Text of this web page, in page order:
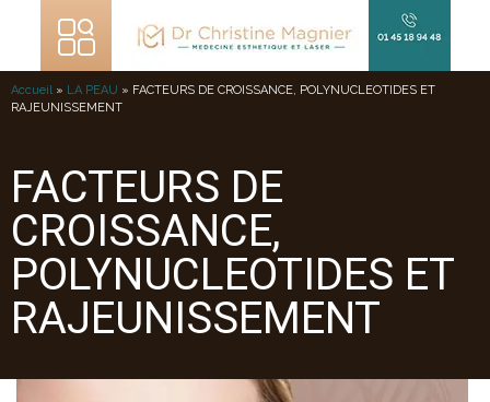
Accueil » LA PEAU » FACTEURS DE CROISSANCE, POLYNUCLEOTIDES ET
RAJEUNISSEMENT
FACTEURS DE
CROISSANCE,
POLYNUCLEOTIDES ET
RAJEUNISSEMENT